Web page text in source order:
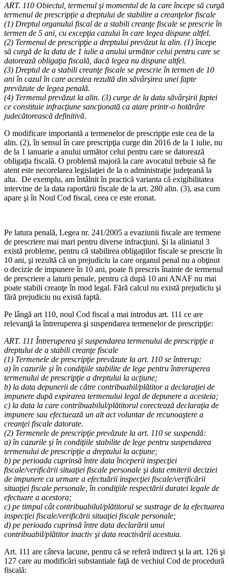
ART. 110 Obiectul, termenul şi momentul de la care începe să curgă
termenul de prescripţie a dreptului de stabilire a creanţelor fiscale
(1) Dreptul organului fiscal de a stabili creanţe fiscale se prescrie în
termen de 5 ani, cu excepţia cazului în care legea dispune altfel.
(2) Termenul de prescripţie a dreptului prevăzut la alin. (1) începe
să curgă de la data de 1 iulie a anului următor celui pentru care se
datorează obligaţia fiscală, dacă legea nu dispune altfel.
(3) Dreptul de a stabili creanţe fiscale se prescrie în termen de 10
ani în cazul în care acestea rezultă din săvârşirea unei fapte
prevăzute de legea penală.
(4) Termenul prevăzut la alin. (3) curge de la data săvârşirii faptei
ce constituie infracţiune sancţionată ca atare printr-o hotărâre
judecătorească definitivă.
O modificare importantă a termenelor de prescripţie este cea de la
alin. (2), în sensul în care prescripţia curge din 2016 de la 1 iulie, nu
de la 1 ianuarie a anului următor celui pentru care se datorează
obligaţia fiscală. O problemă majoră la care avocatul trebuie să fie
atent este necorelarea legislaţiei de la o administraţie judeţeană la
alta. De exemplu, am întâlnit în practică varianta că exigibilitatea
intervine de la data raportării fiscale de la art. 280 alin. (3), asa cum
apare şi în Noul Cod fiscal, ceea ce este eronat.
Pe latura penală, Legea nr. 241/2005 a evaziunii fiscale are termene
de prescriere mai mari pentru diverse infracţiuni. Şi la aliniatul 3
există probleme, pentru că stabilirea obligaţiilor fiscale se prescrie în
10 ani, şi rezultă că un prejudiciu la care organul penal nu a obţinut
o decizie de impunere în 10 ani, poate fi prescris înainte de termenul
de prescriere a laturii penale, pentru că după 10 ani ANAF nu mai
poate stabili creanţe în mod legal. Fără calcul nu există prejudiciu şi
fără prejudiciu nu există faptă.
Pe lângă art 110, noul Cod fiscal a mai introdus art. 111 ce are
relevanţă la întreruperea şi suspendarea termenelor de prescripţie:
ART. 111 Întreruperea şi suspendarea termenului de prescripţie a
dreptului de a stabili creanţe fiscale
(1) Termenele de prescripţie prevăzute la art. 110 se întrerup:
a) în cazurile şi în condiţiile stabilite de lege pentru întreruperea
termenului de prescripţie a dreptului la acţiune;
b) la data depunerii de către contribuabil/plătitor a declaraţiei de
impunere după expirarea termenului legal de depunere a acesteia;
c) la data la care contribuabilul/plătitorul corectează declaraţia de
impunere sau efectuează un alt act voluntar de recunoaştere a
creanţei fiscale datorate.
(2) Termenele de prescripţie prevăzute la art. 110 se suspendă:
a) în cazurile şi în condiţiile stabilite de lege pentru suspendarea
termenului de prescripţie a dreptului la acţiune;
b) pe perioada cuprinsă între data începerii inspecţiei
fiscale/verificării situaţiei fiscale personale şi data emiterii deciziei
de impunere ca urmare a efectuării inspecţiei fiscale/verificării
situaţiei fiscale personale, în condiţiile respectării duratei legale de
efectuare a acestora;
c) pe timpul cât contribuabilul/plătitorul se sustrage de la efectuarea
inspecţiei fiscale/verificării situaţiei fiscale personale;
d) pe perioada cuprinsă între data declarării unui
contribuabil/plătitor inactiv şi data reactivării acestuia.
Art. 111 are câteva lacune, pentru că se referă indirect şi la art. 126 şi
127 care au modificări substantiale faţă de vechiul Cod de procedură
fiscală: